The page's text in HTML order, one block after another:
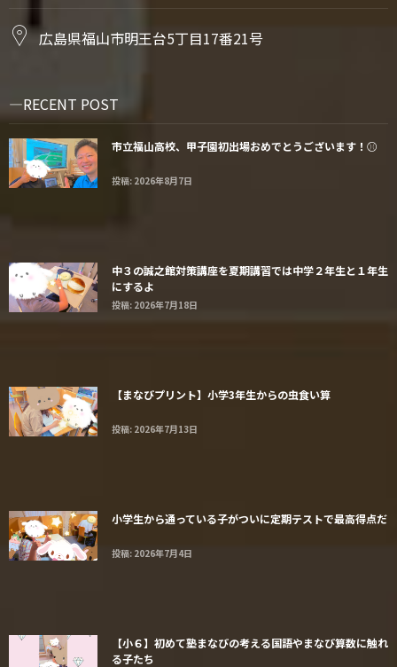
広島県福山市明王台5丁目17番21号
RECENT POST
市立福山高校、甲子園初出場おめでとうございます！⚾️
投稿: 2026年8月7日
中３の誠之館対策講座を夏期講習では中学２年生と１年生
にするよ
投稿: 2026年7月18日
【まなびプリント】小学3年生からの虫食い算
投稿: 2026年7月13日
小学生から通っている子がついに定期テストで最高得点だ
投稿: 2026年7月4日
【小６】初めて塾まなびの考える国語やまなび算数に触れ
る子たち